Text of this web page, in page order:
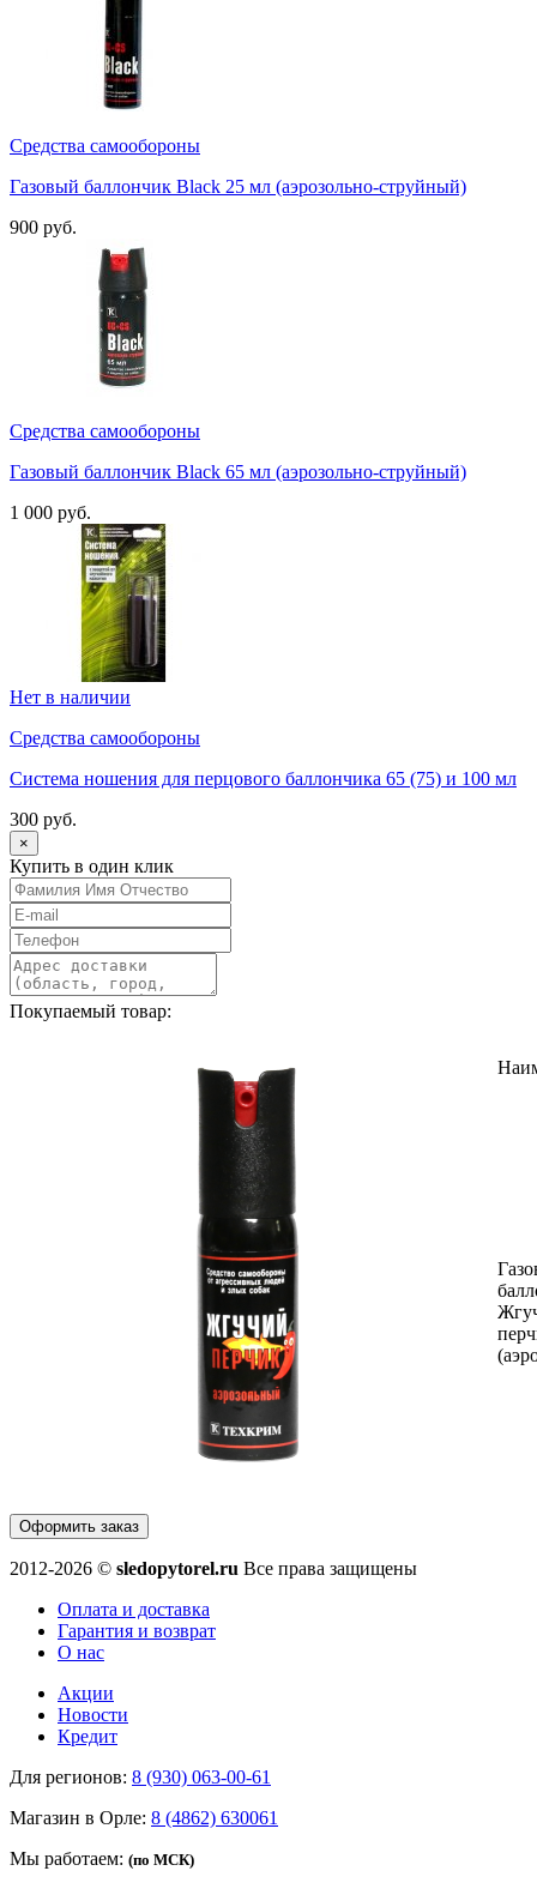
Средства самообороны
Газовый баллончик Black 25 мл (аэрозольно-струйный)
900 руб.
Средства самообороны
Газовый баллончик Black 65 мл (аэрозольно-струйный)
1 000 руб.
Нет в наличии
Средства самообороны
Система ношения для перцового баллончика 65 (75) и 100 мл
300 руб.
×
Купить в один клик
Покупаемый товар:
Оформить заказ
2012-2026 © sledopytorel.ru Все права защищены
Оплата и доставка
Гарантия и возврат
О нас
Акции
Новости
Кредит
Для регионов: 8 (930) 063-00-61
Магазин в Орле: 8 (4862) 630061
Мы работаем: (по МСК)